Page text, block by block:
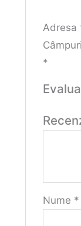
Adresa
*
Nume *